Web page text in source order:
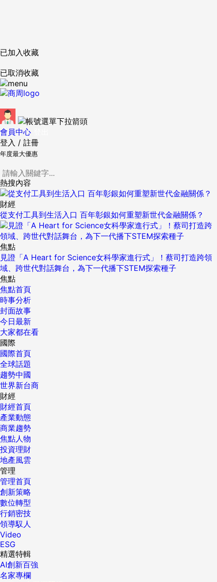
已加入收藏
已取消收藏
會員中心
登入 / 註冊
年度最大優惠
熱搜內容
財經
從支付工具到生活入口 百年彰銀如何重塑新世代金融關係？
焦點
見證「A Heart for Science女科學家進行式」！蔡司打造跨領
域、跨世代對話舞台，為下一代播下STEM探索種子
焦點
焦點首頁
時事分析
封面故事
今日最新
大家都在看
國際
國際首頁
全球話題
趨勢中國
世界新台商
財經
財經首頁
產業動態
商業趨勢
焦點人物
投資理財
地產風雲
管理
管理首頁
創新策略
數位轉型
行銷密技
領導馭人
Video
ESG
精選特輯
AI創新百強
名家專欄